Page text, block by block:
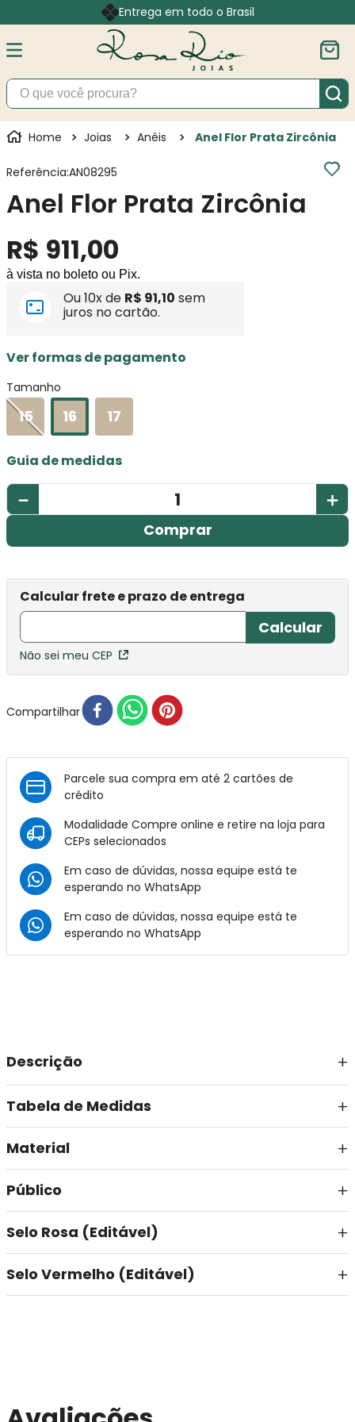
Entrega em todo o Brasil
O que você procura?
Joias Anéis Anel Flor Prata Zircônia
Referência:AN08295
Anel Flor Prata Zircônia
R$ 911,00
à vista no boleto ou Pix.
Ou10x de R$ 91,10 sem
juros no cartão.
Ver formas de pagamento
Tamanho
15 16 17
Guia de medidas
＋
－
Comprar
Não sei meu CEP
Compartilhar
Parcele sua compra em até 2 cartões de
crédito
Modalidade Compre online e retire na loja para
CEPs selecionados
Em caso de dúvidas, nossa equipe está te
esperando no WhatsApp
Em caso de dúvidas, nossa equipe está te
esperando no WhatsApp
Descrição
Tabela de Medidas
Material
Público
Selo Rosa (Editável)
Selo Vermelho (Editável)